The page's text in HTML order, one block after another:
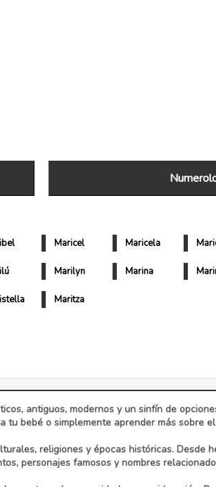
Maricel Maricela
Marilyn Marina
Maritza
antiguos, modernos y un sinfín de
bebé o simplemente aprender más sobre
religiones y épocas históricas. Desde
personajes famosos y nombres